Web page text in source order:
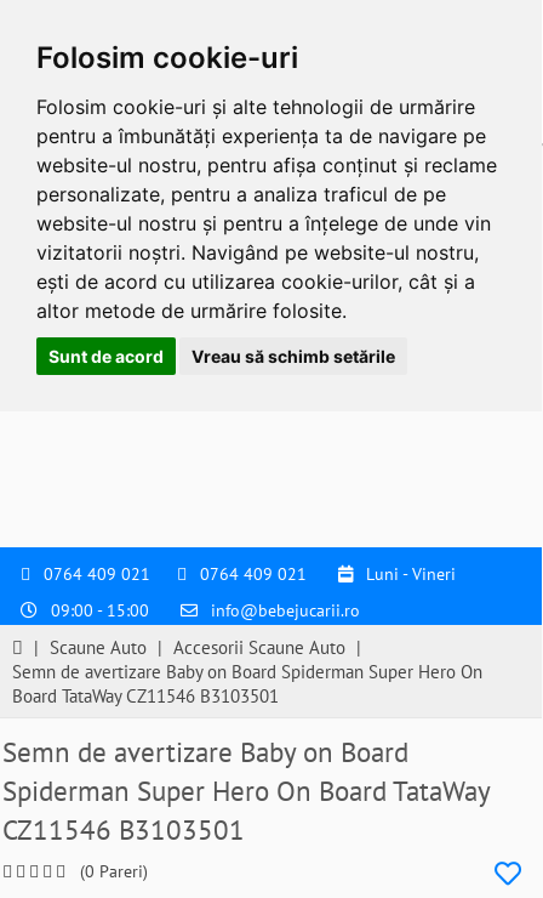
Folosim cookie-uri
Folosim cookie-uri și alte tehnologii de urmărire
pentru a îmbunătăți experiența ta de navigare pe
website-ul nostru, pentru afișa conținut și reclame
personalizate, pentru a analiza traficul de pe
website-ul nostru și pentru a înțelege de unde vin
vizitatorii noștri. Navigând pe website-ul nostru,
ești de acord cu utilizarea cookie-urilor, cât și a
altor metode de urmărire folosite.
Sunt de acord Vreau să schimb setările
0764 409 021 0764 409 021
Luni - Vineri
09:00 - 15:00
info@bebejucarii.ro
| Scaune Auto | Accesorii Scaune Auto |
Semn de avertizare Baby on Board Spiderman Super Hero On
Board TataWay CZ11546 B3103501
Semn de avertizare Baby on Board
Spiderman Super Hero On Board TataWay
CZ11546 B3103501
(0 Pareri)